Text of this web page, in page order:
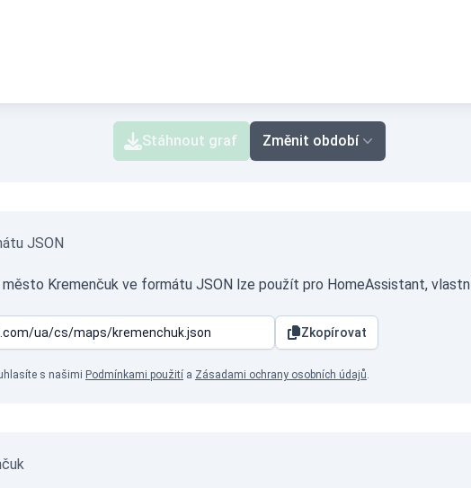
Stáhnout graf Změnit období
JSON
Kremenčuk ve formátu JSON lze použít pro HomeAssistant,
Zkopírovat
s našimi Podmínkami použití a Zásadami ochrany osobních údajů.